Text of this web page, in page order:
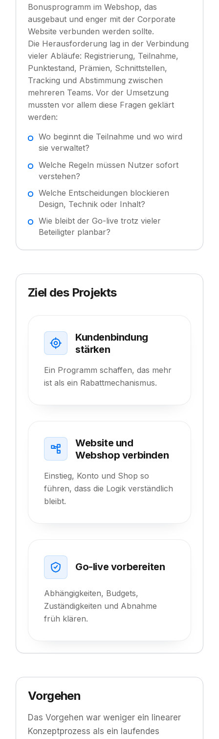
Bonusprogramm im Webshop, das
ausgebaut und enger mit der Corporate
Website verbunden werden sollte.
Die Herausforderung lag in der Verbindung
vieler Abläufe: Registrierung, Teilnahme,
Punktestand, Prämien, Schnittstellen,
Tracking und Abstimmung zwischen
mehreren Teams. Vor der Umsetzung
mussten vor allem diese Fragen geklärt
werden:
Wo beginnt die Teilnahme und wo wird
sie verwaltet?
Welche Regeln müssen Nutzer sofort
verstehen?
Welche Entscheidungen blockieren
Design, Technik oder Inhalt?
Wie bleibt der Go-live trotz vieler
Beteiligter planbar?
Ziel des Projekts
Kundenbindung
stärken
Ein Programm schaffen, das mehr
ist als ein Rabattmechanismus.
Website und
Webshop verbinden
Einstieg, Konto und Shop so
führen, dass die Logik verständlich
bleibt.
Go-live vorbereiten
Abhängigkeiten, Budgets,
Zuständigkeiten und Abnahme
früh klären.
Vorgehen
Das Vorgehen war weniger ein linearer
Konzeptprozess als ein laufendes